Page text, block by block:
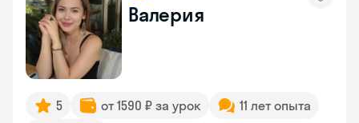
Валерия
5 от 1590 ₽ за урок
11 лет опыта